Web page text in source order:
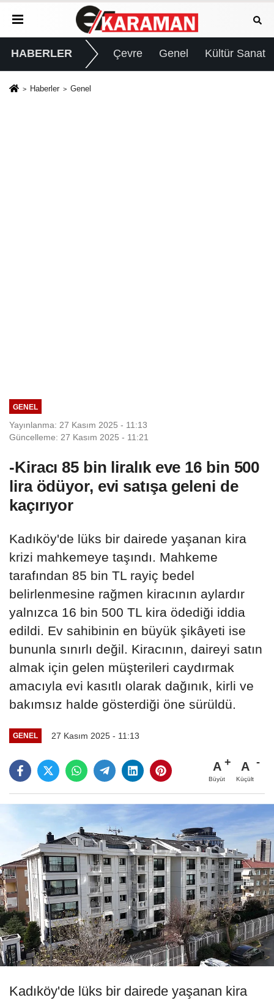
HABERLER Çevre Genel Kültür Sanat
Haberler Genel
GENEL
Yayınlanma: 27 Kasım 2025 - 11:13
Güncelleme: 27 Kasım 2025 - 11:21
-Kiracı 85 bin liralık eve 16 bin 500
lira ödüyor, evi satışa geleni de
kaçırıyor
Kadıköy'de lüks bir dairede yaşanan kira
krizi mahkemeye taşındı. Mahkeme
tarafından 85 bin TL rayiç bedel
belirlenmesine rağmen kiracının aylardır
yalnızca 16 bin 500 TL kira ödediği iddia
edildi. Ev sahibinin en büyük şikâyeti ise
bununla sınırlı değil. Kiracının, daireyi satın
almak için gelen müşterileri caydırmak
amacıyla evi kasıtlı olarak dağınık, kirli ve
bakımsız halde gösterdiği öne sürüldü.
GENEL 27 Kasım 2025 - 11:13
A
Büyüt
A
Küçült
Kadıköy'de lüks bir dairede yaşanan kira